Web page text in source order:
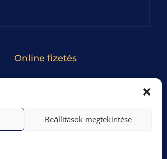
Beállítások megtekintése
Online fizetés
100% BIZTONSÁGOS FIZETÉS.